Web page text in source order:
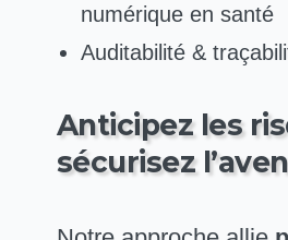
numérique en santé
Auditabilité &
Anticipez les
sécurisez